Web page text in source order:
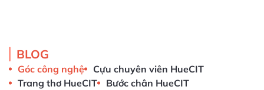
BLOG
Góc công nghệ
Cựu chuyên viên HueCIT
Trang thơ HueCIT
Bước chân HueCIT